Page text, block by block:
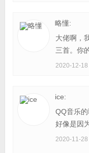
略懂:
大佬啊，
三首。你
2020-12-18
ice:
QQ音乐
好像是因
2020-11-28